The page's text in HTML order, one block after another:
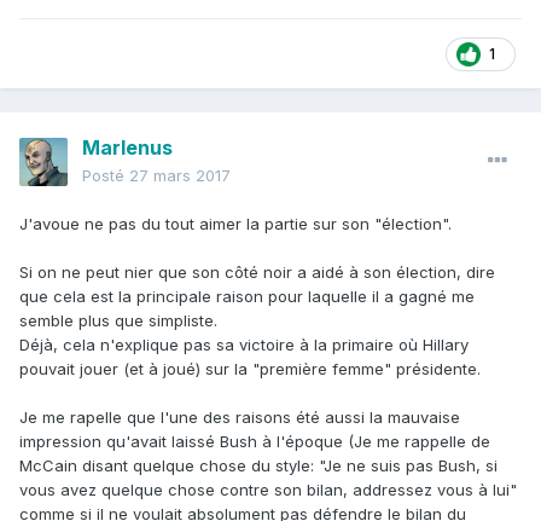
1
Marlenus
Posté 27 mars 2017
J'avoue ne pas du tout aimer la partie sur son "élection".
Si on ne peut nier que son côté noir a aidé à son élection, dire
que cela est la principale raison pour laquelle il a gagné me
semble plus que simpliste.
Déjà, cela n'explique pas sa victoire à la primaire où Hillary
pouvait jouer (et à joué) sur la "première femme" présidente.
Je me rapelle que l'une des raisons été aussi la mauvaise
impression qu'avait laissé Bush à l'époque (Je me rappelle de
McCain disant quelque chose du style: "Je ne suis pas Bush, si
vous avez quelque chose contre son bilan, addressez vous à lui"
comme si il ne voulait absolument pas défendre le bilan du